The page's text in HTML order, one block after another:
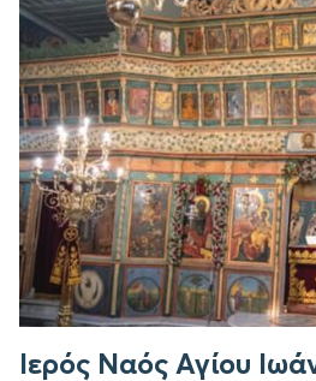
Ιερός Ναός Αγίου